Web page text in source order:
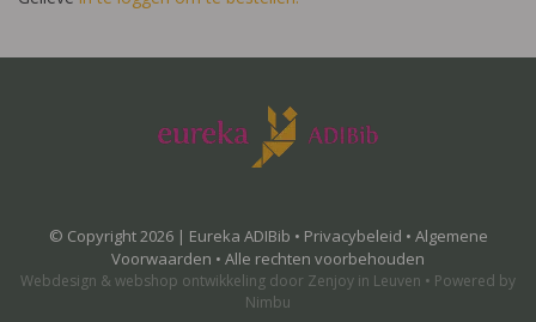
© Copyright 2026 | Eureka ADIBib • Privacybeleid • Algemene
Voorwaarden • Alle rechten voorbehouden
Webdesign & webshop ontwikkeling door Zenjoy in Leuven • Powered by
Nimbu